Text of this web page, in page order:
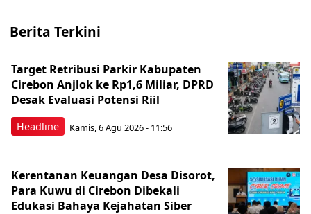
Berita Terkini
Headline
Target Retribusi Parkir Kabupaten
Cirebon Anjlok ke Rp1,6 Miliar, DPRD
Desak Evaluasi Potensi Riil
Kamis, 6 Agu 2026 - 11:56
Kerentanan Keuangan Desa Disorot,
Para Kuwu di Cirebon Dibekali
Edukasi Bahaya Kejahatan Siber